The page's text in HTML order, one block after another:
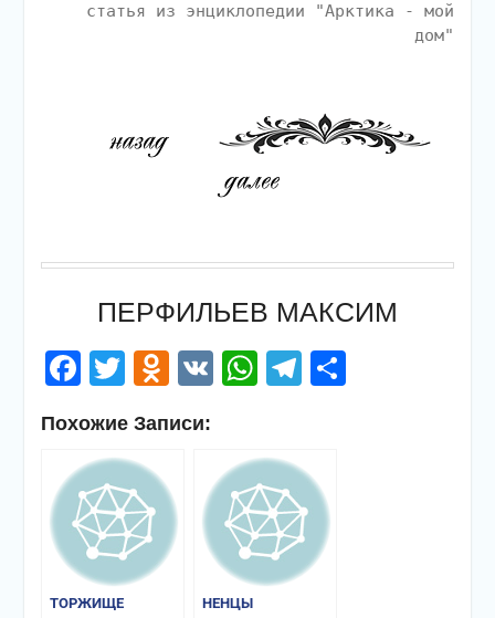
статья из энциклопедии "Арктика - мой
дом"
ПЕРФИЛЬЕВ МАКСИМ
Facebook
Twitter
Odnoklassniki
VKWhatsApp
Telegram
Похожие Записи:
ТОРЖИЩЕ НЕНЦЫ